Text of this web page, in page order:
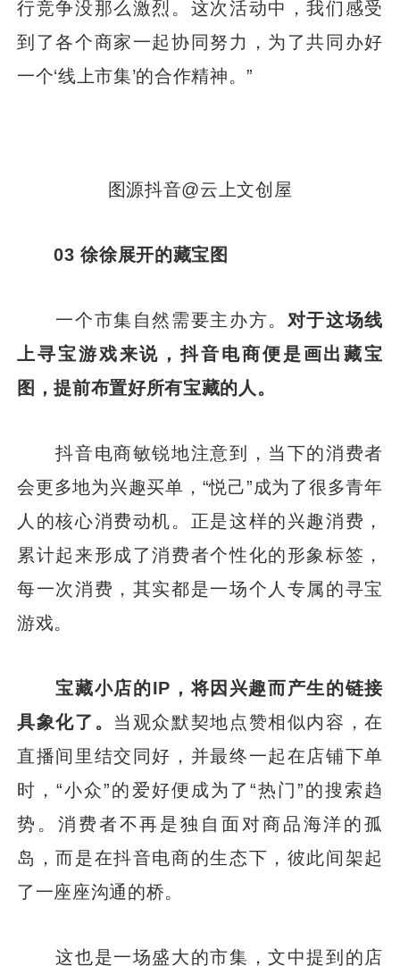
行竞争没那么激烈。这次活动中，我们感受
到了各个商家一起协同努力，为了共同办好
一个‘线上市集’的合作精神。”
图源抖音@云上文创屋
03 徐徐展开的藏宝图
一个市集自然需要主办方。 对于这场线
上寻宝游戏来说，抖音电商便是画出藏宝
图，提前布置好所有宝藏的人。
抖音电商敏锐地注意到，当下的消费者
会更多地为兴趣买单，“悦己”成为了很多青年
人的核心消费动机。正是这样的兴趣消费，
累计起来形成了消费者个性化的形象标签，
每一次消费，其实都是一场个人专属的寻宝
游戏。
宝藏小店的IP，将因兴趣而产生的链接
具象化了。 当观众默契地点赞相似内容，在
直播间里结交同好，并最终一起在店铺下单
时，“小众”的爱好便成为了“热门”的搜索趋
势。消费者不再是独自面对商品海洋的孤
岛，而是在抖音电商的生态下，彼此间架起
了一座座沟通的桥。
这也是一场盛大的市集，文中提到的店